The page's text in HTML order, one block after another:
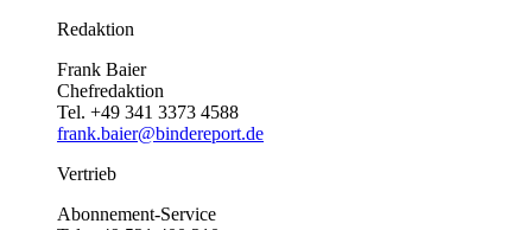
Redaktion
Frank Baier
Chefredaktion
Tel. +49 341 3373 4588
frank.baier@bindereport.de
Vertrieb
Abonnement-Service